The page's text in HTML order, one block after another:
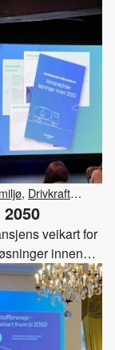
, Drivkraft
veikart for
innen
framtidens
til Norges